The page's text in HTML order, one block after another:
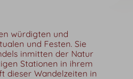
würdigten und
und Festen. Sie
inmitten der Natur
Stationen in ihrem
dieser Wandelzeiten in